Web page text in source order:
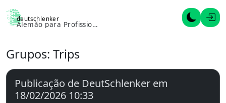
deutschlenker
Alemão para Profissionais Alternar
Grupos: Trips
Publicação de DeutSchlenker em
18/02/2026 10:33